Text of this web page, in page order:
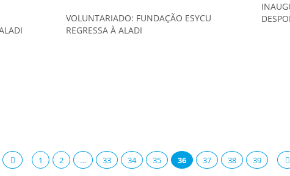
VOLUNTARIADO: FUNDAÇÃO ESYCU
REGRESSA À ALADI
1 2 … 33 34 35 36 37 38 39